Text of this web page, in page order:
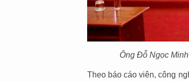
Ông Đỗ Ngọc
Theo báo cáo viên, công